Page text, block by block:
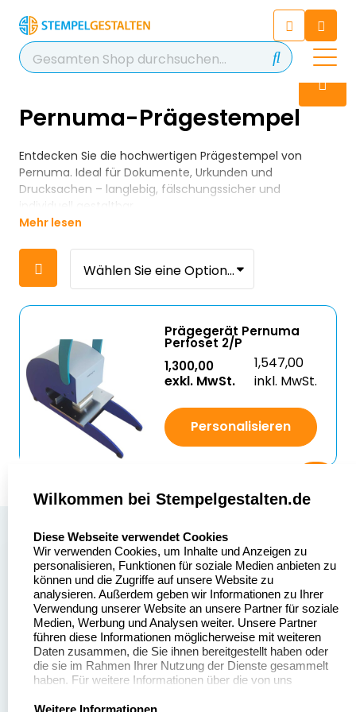
Chatten Sie 24/7 mit unserem
hilfreichen Chatbot
Kontakt
+49 2038 0480 403
Pernuma-Prägestempel
Entdecken Sie die hochwertigen Prägestempel von
Pernuma. Ideal für Dokumente, Urkunden und
Drucksachen – langlebig, fälschungssicher und
individuell gestaltbar.
Mehr lesen
Prägegerät Pernuma
Perfoset 2/P
1,300,00
exkl. MwSt.
1,547,00
inkl. MwSt.
Personalisieren
Stempelgestalten.de
Asterlager Straße 97
47228 Duisburg
Deutschland
Über uns
Sitemap
Alle
Stempelinformationen
Wilkommen bei Stempelgestalten.de
Diese Webseite verwendet Cookies
Wir verwenden Cookies, um Inhalte und Anzeigen zu
personalisieren, Funktionen für soziale Medien anbieten zu
können und die Zugriffe auf unsere Website zu
analysieren. Außerdem geben wir Informationen zu Ihrer
Verwendung unserer Website an unsere Partner für soziale
Medien, Werbung und Analysen weiter. Unsere Partner
führen diese Informationen möglicherweise mit weiteren
Daten zusammen, die Sie ihnen bereitgestellt haben oder
die sie im Rahmen Ihrer Nutzung der Dienste gesammelt
haben. Für weitere Informationen über die von uns
Datenschutzerklärung.
Weitere Informationen